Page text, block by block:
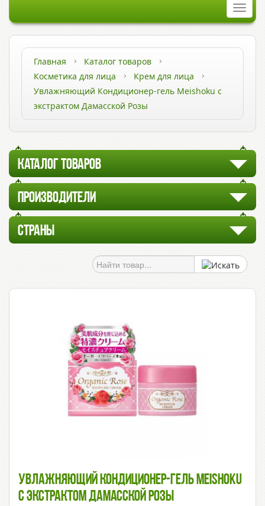
Главная
Каталог товаров
Косметика для лица
Крем для лица
Увлажняющий Кондиционер-гель Meishoku с
экстрактом Дамасской Розы
КАТАЛОГ ТОВАРОВ
ПРОИЗВОДИТЕЛИ
СТРАНЫ
Увлажняющий Кондиционер-Гель Meishoku
С Экстрактом Дамасской Розы